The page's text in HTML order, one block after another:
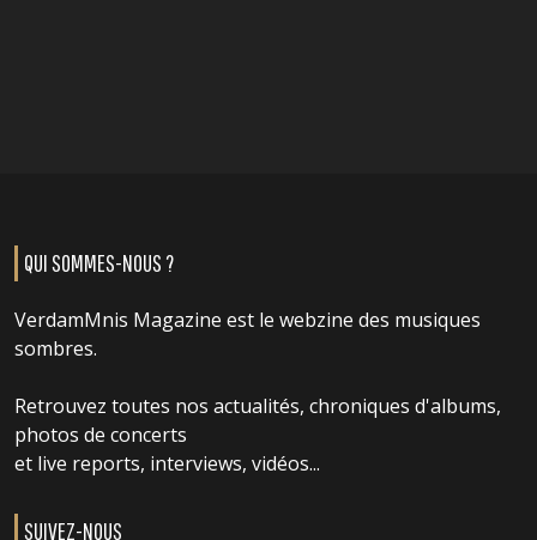
QUI SOMMES-NOUS ?
VerdamMnis Magazine est le webzine des musiques
sombres.
Retrouvez toutes nos actualités, chroniques d'albums,
photos de concerts
et live reports, interviews, vidéos...
SUIVEZ-NOUS